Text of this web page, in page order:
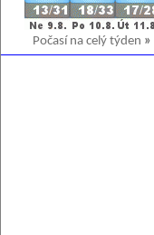
Počasí na celý týden »